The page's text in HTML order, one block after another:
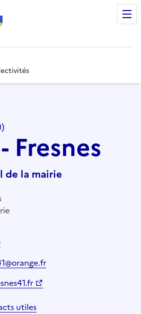
Fresnes
de la mairie
utiles